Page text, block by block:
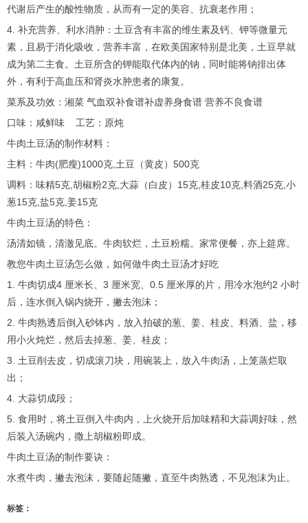
代谢后产生的酸性物质，从而有一定的美容、抗衰老作用；
4. 补充营养、利水消肿：土豆含有丰富的维生素及钙、钾等微量元
素，且易于消化吸收，营养丰富，在欧美国家特别是北美，土豆早就
成为第二主食。土豆所含的钾能取代体内的钠，同时能将钠排出体
外，有利于高血压和肾炎水肿患者的康复。
菜系及功效：湘菜 气血双补食谱补虚养身食谱 营养不良食谱
口味：咸鲜味 工艺：原炖
牛肉土豆汤的制作材料：
主料：牛肉(肥瘦)1000克,土豆（黄皮）500克
调料：味精5克,胡椒粉2克,大蒜（白皮）15克,桂皮10克,料酒25克,小
葱15克,盐5克,姜15克
牛肉土豆汤的特色：
汤清如镜，清澈见底。牛肉软烂，土豆粉糯。家常便餐，亦上筵席。
教您牛肉土豆汤怎么做，如何做牛肉土豆汤才好吃
1. 牛肉切成4 厘米长、3 厘米宽、0.5 厘米厚的片，用冷水泡约2 小时
后，连水倒入锅内烧开，撇去泡沫；
2. 牛肉熟透后倒入砂钵内，放入拍破的葱、姜、桂皮、料酒、盐，移
用小火炖烂，然后去掉葱、姜、桂皮；
3. 土豆削去皮，切成滚刀块，用碗装上，放入牛肉汤，上笼蒸烂取
出；
4. 大蒜切成段；
5. 食用时，将土豆倒入牛肉内，上火烧开后加味精和大蒜调好味，然
后装入汤碗内，撒上胡椒粉即成。
牛肉土豆汤的制作要诀：
水煮牛肉，撇去泡沫，要随起随撇，直至牛肉熟透，不见泡沫为止。
标签：